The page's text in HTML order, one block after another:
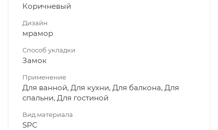
Коричневый
Дизайн
мрамор
Способ укладки
Замок
Применение
Для ванной, Для кухни, Для балкона, Для
спальни, Для гостиной
Вид материала
SPC